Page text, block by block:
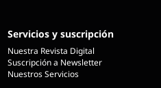
Servicios y suscripción
Nuestra Revista Digital
Suscripción a Newsletter
Nuestros Servicios